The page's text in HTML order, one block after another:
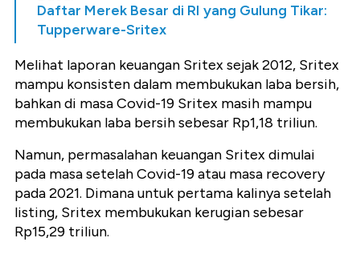
Daftar Merek Besar di RI yang Gulung Tikar:
Tupperware-Sritex
Melihat laporan keuangan Sritex sejak 2012, Sritex
mampu konsisten dalam membukukan laba bersih,
bahkan di masa Covid-19 Sritex masih mampu
membukukan laba bersih sebesar Rp1,18 triliun.
Namun, permasalahan keuangan Sritex dimulai
pada masa setelah Covid-19 atau masa recovery
pada 2021. Dimana untuk pertama kalinya setelah
listing, Sritex membukukan kerugian sebesar
Rp15,29 triliun.